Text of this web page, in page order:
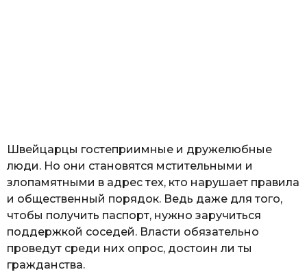
Швейцарцы гостеприимные и дружелюбные
люди. Но они становятся мстительными и
злопамятными в адрес тех, кто нарушает правила
и общественный порядок. Ведь даже для того,
чтобы получить паспорт, нужно заручиться
поддержкой соседей. Власти обязательно
проведут среди них опрос, достоин ли ты
гражданства.